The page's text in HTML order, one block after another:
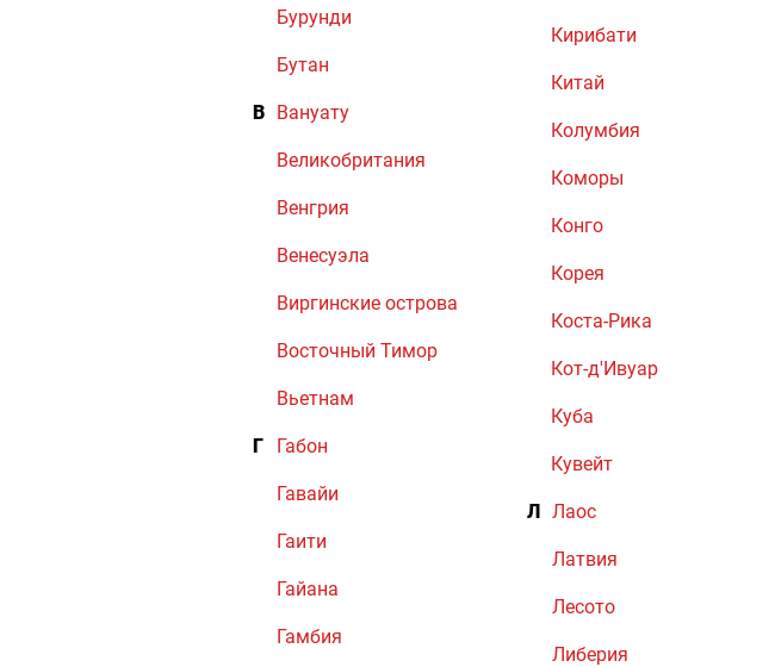
Бурунди
Бутан
В Вануату
Великобритания
Венгрия
Венесуэла
Виргинские острова
Восточный Тимор
Вьетнам
Г Габон
Гавайи
Гаити
Гайана
Гамбия
Кирибати
Китай
Колумбия
Коморы
Конго
Корея
Коста-Рика
Кот-д'Ивуар
Куба
Кувейт
Л Лаос
Латвия
Лесото
Либерия